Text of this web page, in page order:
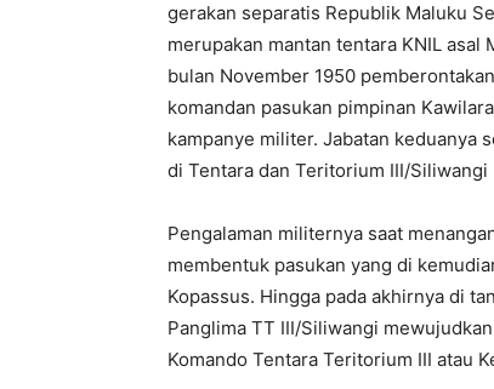
gerakan separatis Republik Maluku
merupakan mantan tentara KNIL asal
bulan November 1950
komandan pasukan pimpinan
kampanye militer. Jabatan keduanya
di Tentara dan Teritorium III/Siliwangi
Pengalaman militernya saat
membentuk pasukan yang di
Kopassus. Hingga pada akhirnya di
Panglima TT III/Siliwangi
Komando Tentara Teritorium III atau